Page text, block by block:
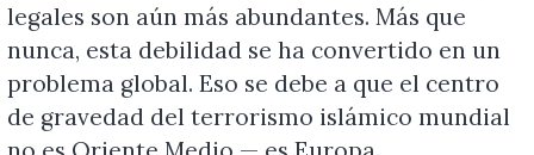
legales son aún más abundantes. Más que
nunca, esta debilidad se ha convertido en un
problema global. Eso se debe a que el centro
de gravedad del terrorismo islámico mundial